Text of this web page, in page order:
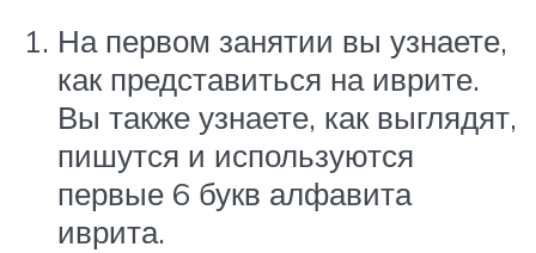
На первом занятии вы узнаете,
как представиться на иврите.
Вы также узнаете, как выглядят,
пишутся и используются
первые 6 букв алфавита
иврита.